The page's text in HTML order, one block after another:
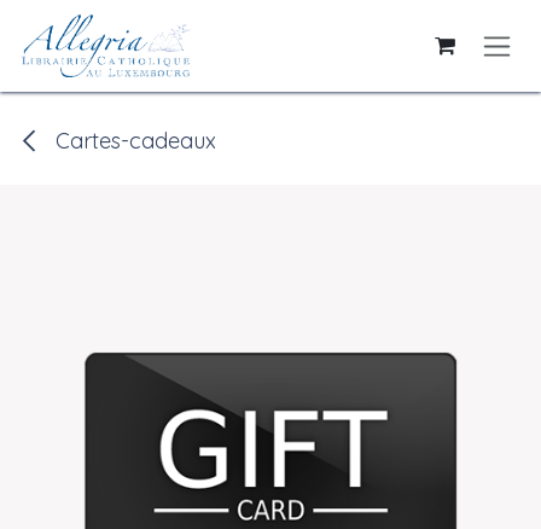
Se rendre au contenu
Cartes-cadeaux